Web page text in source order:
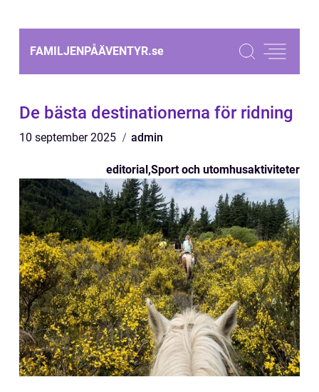
FAMILJENPÅÄVENTYR.se
De bästa destinationerna för ridning
10 september 2025 admin
editorial,Sport och utomhusaktiviteter